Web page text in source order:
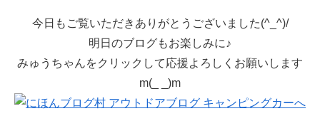
今日もご覧いただきありがとうございました(^_^)/
明日のブログもお楽しみに♪
みゅうちゃんをクリックして応援よろしくお願いします
m(_ _)m